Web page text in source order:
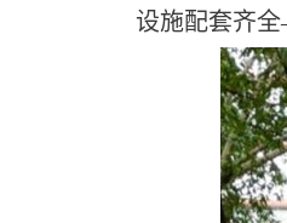
设施配套齐